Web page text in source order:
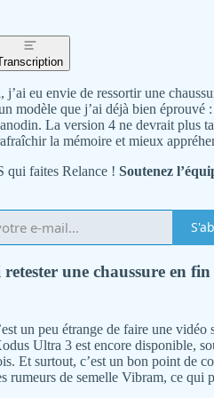
j’ai eu envie de ressortir une
modèle que j’ai déjà bien éprouvé
anodin. La version 4 ne devrait plus
la mémoire et mieux
qui faites Relance ! Soutenez
une chaussure en fin
un peu étrange de faire une
Ultra 3 est encore disponible,
Et surtout, c’est un bon point de
rumeurs de semelle Vibram, ce qui